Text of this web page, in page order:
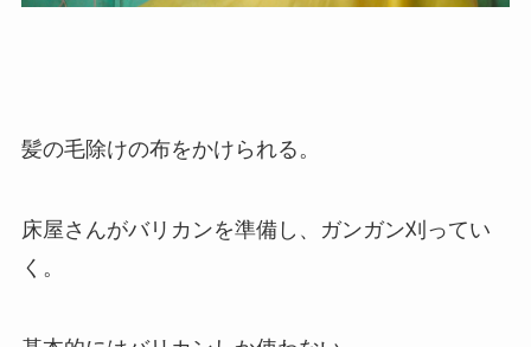
髪の毛除けの布をかけられる。
床屋さんがバリカンを準備し、ガンガン刈ってい
く。